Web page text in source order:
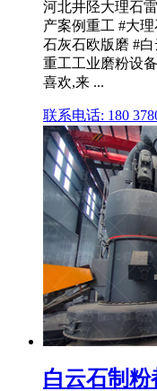
河北井陉大理石
产案例重工 #大
石灰石欧版磨 #
重工工业磨粉设
喜欢,来 ...
联系电话: 180
白云石制